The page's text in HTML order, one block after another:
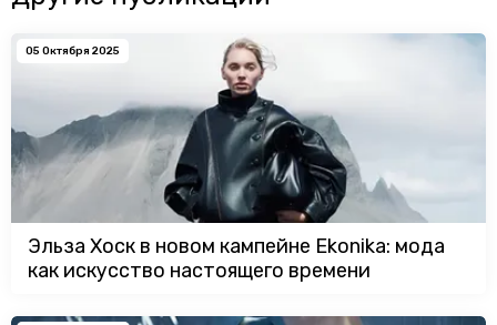
05 Октября 2025
Эльза Хоск в новом кампейне Ekonika: мода
как искусство настоящего времени